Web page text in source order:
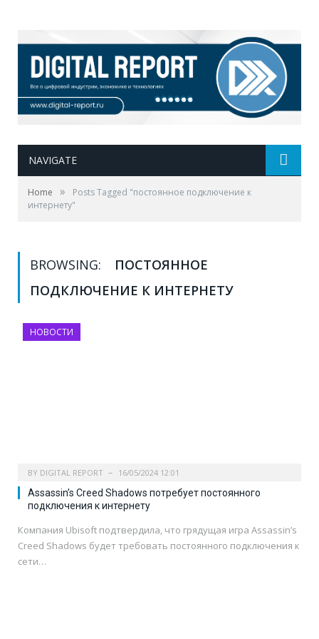
NAVIGATE
Home »
Posts Tagged "постоянное подключение к
интернету"
BROWSING:
ПОСТОЯННОЕ
ПОДКЛЮЧЕНИЕ К ИНТЕРНЕТУ
НОВОСТИ
BY DIGITAL REPORT 16/05/2024 12:01
Assassin’s Creed Shadows потребует постоянного
подключения к интернету
Компания Ubisoft подтвердила, что грядущая игра Assassin’s
Creed Shadows будет требовать постоянного подключения к
сети…